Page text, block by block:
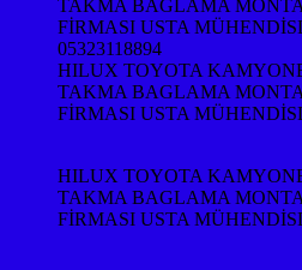
HILUX TOYOTA
TAKMA BAGLAMA
FİRMASI USTA
HILUX TOYOTA
TAKMA BAGLAMA
FİRMASI USTA